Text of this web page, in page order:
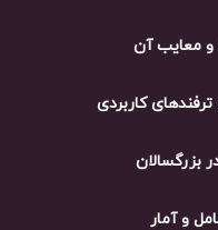
و معایب آن